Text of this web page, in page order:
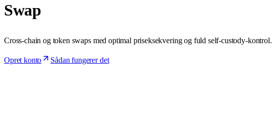
Swap
Cross-chain og token swaps med optimal priseksekvering og fuld self-custody-kontrol.
Opret konto Sådan fungerer det